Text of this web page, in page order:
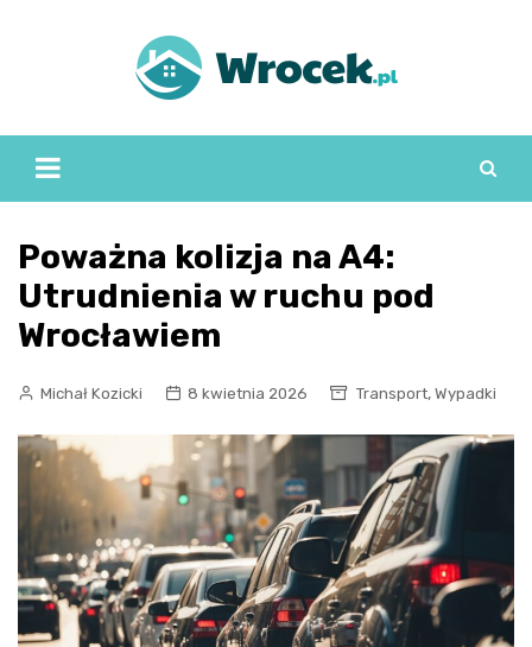
Poważna kolizja na A4:
Utrudnienia w ruchu pod
Wrocławiem
Michał Kozicki 8 kwietnia 2026 Transport, Wypadki